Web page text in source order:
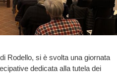
Rodello, si è svolta una giornata
dedicata alla tutela dei